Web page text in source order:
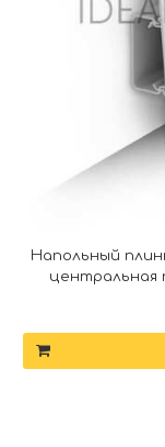
Напольный
центральная